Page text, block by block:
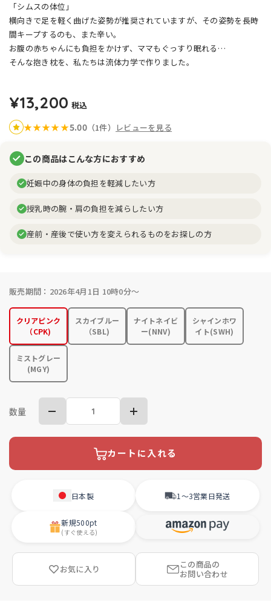
「シムスの体位」
横向きで足を軽く曲げた姿勢が推奨されていますが、その姿勢を長時
間キープするのも、また辛い。
お腹の赤ちゃんにも負担をかけず、ママもぐっすり眠れる…
そんな抱き枕を、私たちは流体力学で作りました。
¥13,200 税込
★★★★★5.00（1件） レビューを見る
この商品はこんな方におすすめ
妊娠中の身体の負担を軽減したい方
授乳時の腕・肩の負担を減らしたい方
産前・産後で使い方を変えられるものをお探しの方
販売期間：2026年4月1日 10時0分～
クリアピンク
（CPK)
スカイブルー
（SBL)
ナイトネイビ
ー(NNV)
シャインホワ
イト(SWH)
ミストグレー
(MGY)
数量
カートに入れる
日本製 1〜3営業日発送
新規500pt
(すぐ使える)
お気に入り
この商品の
お問い合わせ